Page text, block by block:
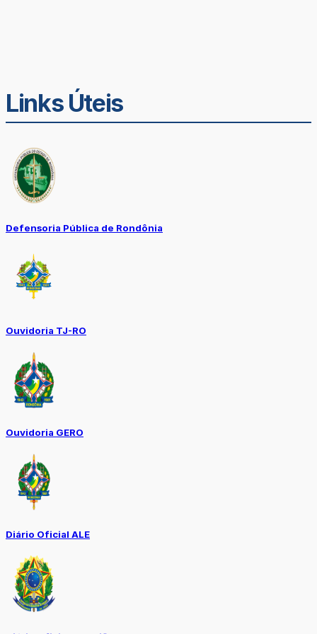
Links Úteis
Defensoria Pública de Rondônia
Ouvidoria TJ-RO
Ouvidoria GERO
Diário Oficial ALE